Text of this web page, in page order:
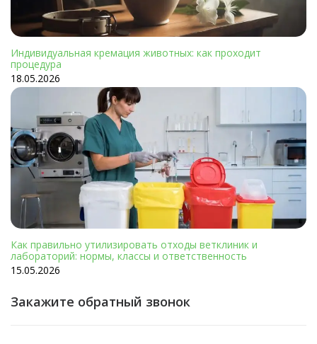
Индивидуальная кремация животных: как проходит
процедура
18.05.2026
Как правильно утилизировать отходы ветклиник и
лабораторий: нормы, классы и ответственность
15.05.2026
Закажите обратный звонок